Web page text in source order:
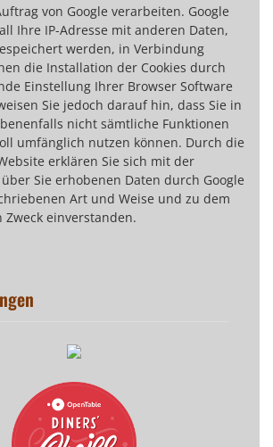
von Google verarbeiten. Google
Ihre IP-Adresse mit anderen Daten,
werden, in Verbindung
die Installation der Cookies durch
Einstellung Ihrer Browser Software
Sie jedoch darauf hin, dass Sie in
nicht sämtliche Funktionen
umfänglich nutzen können. Durch die
erklären Sie sich mit der
Sie erhobenen Daten durch Google
Art und Weise und zu dem
einverstanden.